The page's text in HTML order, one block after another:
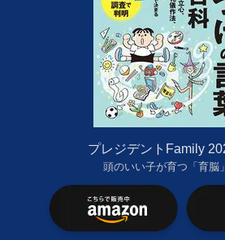
プレジデントFamily
頭のいい子が育つ「育脳